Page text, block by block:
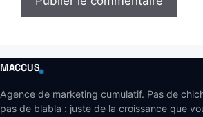
MACCUS
Agence de marketing cumulatif. Pas de
pas de blabla : juste de la croissance que